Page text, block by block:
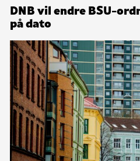
DNB vil endre BSU-
på dato